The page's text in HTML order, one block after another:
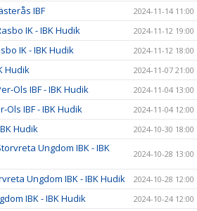
IBF 2024-11-14 11:00
IK - IBK Hudik 2024-11-12 19:00
IK - IBK Hudik 2024-11-12 18:00
Hudik 2024-11-07 21:00
Ols IBF - IBK Hudik 2024-11-04 13:00
IBF - IBK Hudik 2024-11-04 12:00
Hudik 2024-10-30 18:00
Ungdom IBK - IBK
2024-10-28 13:00
Ungdom IBK - IBK Hudik 2024-10-28 12:00
IBK - IBK Hudik 2024-10-24 12:00